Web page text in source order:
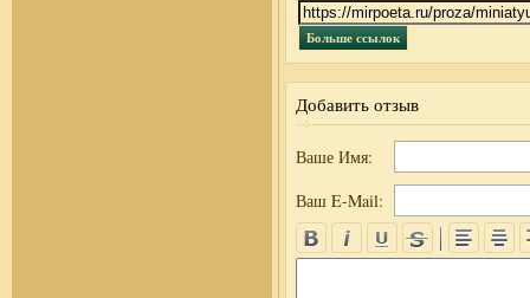
Добавить отзыв
Ваше Имя:
Ваш E-Mail: